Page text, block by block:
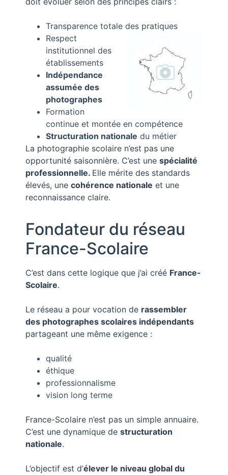
Transparence totale des pratiques
Respect
institutionnel des
établissements
Indépendance
assumée des
photographes
Formation
continue et montée en compétence
Structuration nationale du métier
La photographie scolaire n’est pas une
opportunité saisonnière. C’est une spécialité
professionnelle. Elle mérite des standards
élevés, une cohérence nationale et une
reconnaissance claire.
Fondateur du réseau
France-Scolaire
C’est dans cette logique que j’ai créé France-
Scolaire.
Le réseau a pour vocation de rassembler
des photographes scolaires indépendants
partageant une même exigence :
qualité
éthique
professionnalisme
vision long terme
France-Scolaire n’est pas un simple annuaire.
C’est une dynamique de structuration
nationale.
L’objectif est d’élever le niveau global du